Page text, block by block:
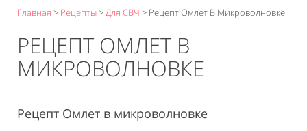
Главная > Рецепты>Для СВЧ > Рецепт Омлет В Микроволновке
РЕЦЕПТ ОМЛЕТ В
МИКРОВОЛНОВКЕ
Рецепт Омлет в микроволновке